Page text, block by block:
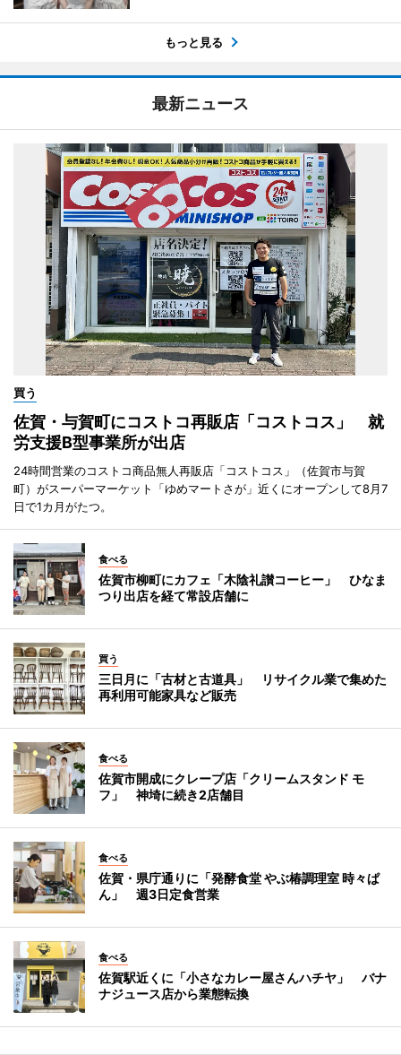
もっと見る
最新ニュース
買う
佐賀・与賀町にコストコ再販店「コストコス」 就
労支援B型事業所が出店
24時間営業のコストコ商品無人再販店「コストコス」（佐賀市与賀
町）がスーパーマーケット「ゆめマートさが」近くにオープンして8月7
日で1カ月がたつ。
食べる
佐賀市柳町にカフェ「木陰礼讃コーヒー」 ひなま
つり出店を経て常設店舗に
買う
三日月に「古材と古道具」 リサイクル業で集めた
再利用可能家具など販売
食べる
佐賀市開成にクレープ店「クリームスタンド モ
フ」 神埼に続き2店舗目
食べる
佐賀・県庁通りに「発酵食堂 やぶ椿調理室 時々ぱ
ん」 週3日定食営業
食べる
佐賀駅近くに「小さなカレー屋さんハチヤ」 バナ
ナジュース店から業態転換